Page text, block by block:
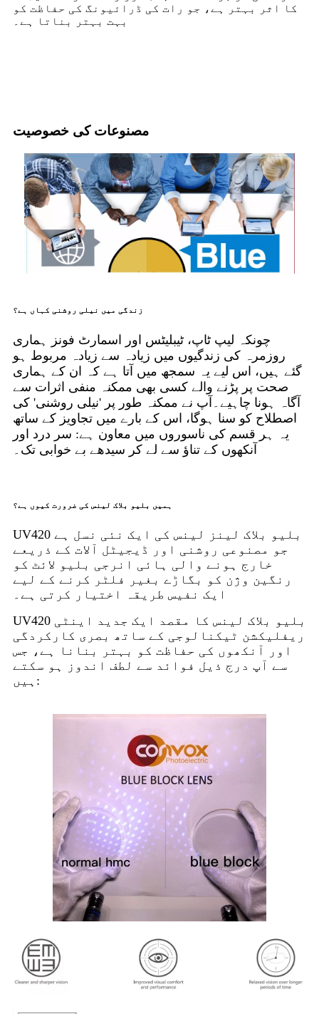
کا اثر بہتر ہے، جو رات کی ڈرائیونگ کی حفاظت کو
بہت بہتر بناتا ہے۔
مصنوعات کی خصوصیت
زندگی میں نیلی روشنی کہاں ہے؟
چونکہ لیپ ٹاپ، ٹیبلیٹس اور اسمارٹ فونز ہماری
روزمرہ کی زندگیوں میں زیادہ سے زیادہ مربوط ہو
گئے ہیں، اس لیے یہ سمجھ میں آتا ہے کہ ان کے ہماری
صحت پر پڑنے والے کسی بھی ممکنہ منفی اثرات سے
آگاہ ہونا چاہیے۔آپ نے ممکنہ طور پر 'نیلی روشنی' کی
اصطلاح کو سنا ہوگا، اس کے بارے میں تجاویز کے ساتھ
یہ ہر قسم کی ناسوروں میں معاون ہے: سر درد اور
آنکھوں کے تناؤ سے لے کر سیدھے بے خوابی تک۔
ہمیں بلیو بلاک لینس کی ضرورت کیوں ہے؟
UV420 بلیو بلاک لینز لینس کی ایک نئی نسل ہے
جو مصنوعی روشنی اور ڈیجیٹل آلات کے ذریعے
خارج ہونے والی ہائی انرجی بلیو لائٹ کو
رنگین وژن کو بگاڑے بغیر فلٹر کرنے کے لیے
ایک نفیس طریقہ اختیار کرتی ہے۔
UV420 بلیو بلاک لینس کا مقصد ایک جدید اینٹی
ریفلیکشن ٹیکنالوجی کے ساتھ بصری کارکردگی
اور آنکھوں کی حفاظت کو بہتر بنانا ہے، جس
سے آپ درج ذیل فوائد سے لطف اندوز ہو سکتے
ہیں: